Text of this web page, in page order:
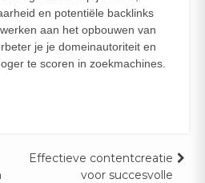
en potentiële backlinks
aan het opbouwen van
je je domeinautoriteit en
te scoren in zoekmachines.
Effectieve contentcreatie
voor succesvolle